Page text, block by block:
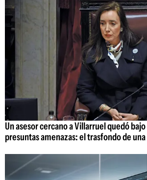
Un asesor cercano a Villarruel quedó
presuntas amenazas: el trasfondo de